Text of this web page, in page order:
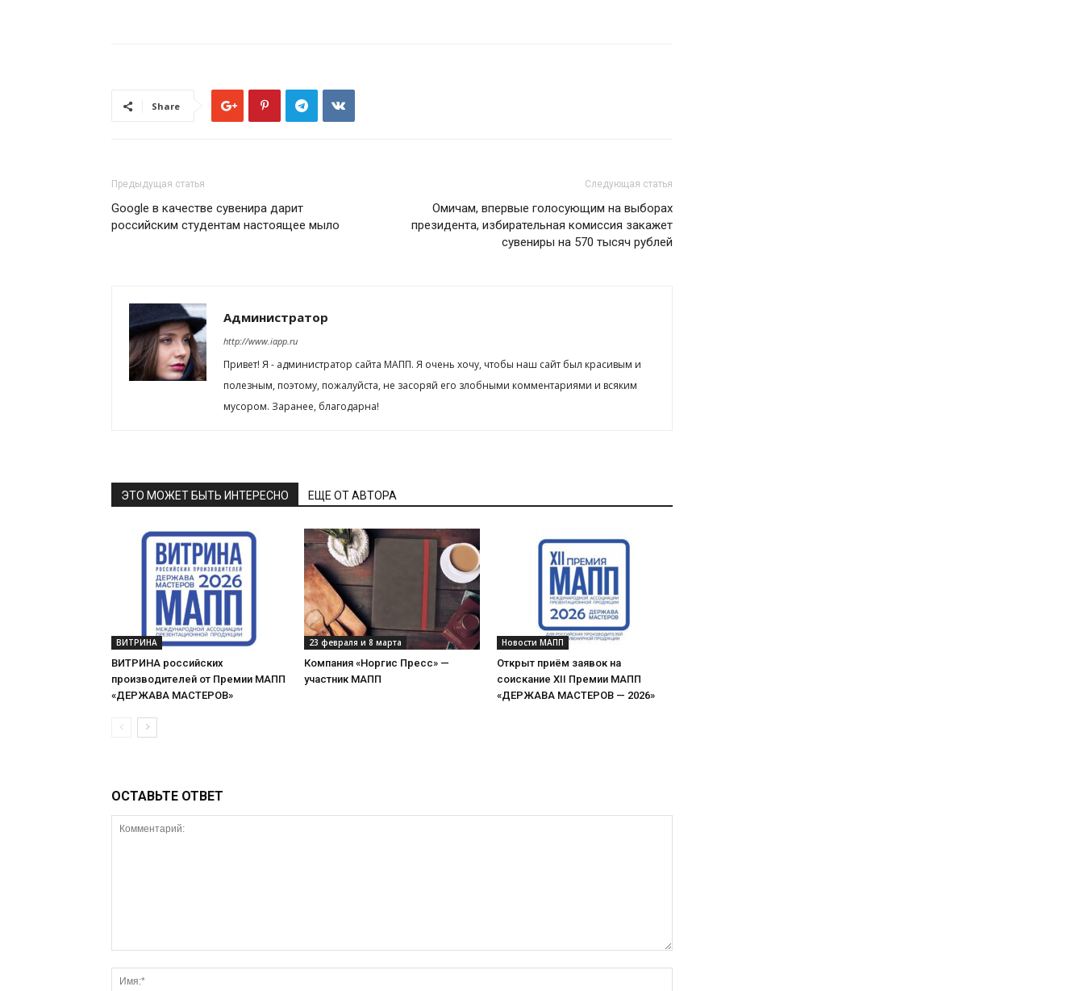
Share
Предыдущая статья
Google в качестве сувенира дарит
российским студентам настоящее мыло
Следующая статья
Омичам, впервые голосующим на выборах
президента, избирательная комиссия закажет
сувениры на 570 тысяч рублей
Администратор
http://www.iapp.ru
Привет! Я - администратор сайта МАПП. Я очень хочу, чтобы наш сайт был красивым и
полезным, поэтому, пожалуйста, не засоряй его злобными комментариями и всяким
мусором. Заранее, благодарна!
ЭТО МОЖЕТ БЫТЬ ИНТЕРЕСНО ЕЩЕ ОТ АВТОРА
ВИТРИНА
ВИТРИНА российских
производителей от Премии МАПП
«ДЕРЖАВА МАСТЕРОВ»
23 февраля и 8 марта
Компания «Норгис Пресс» —
участник МАПП
Новости МАПП
Открыт приём заявок на
соискание XII Премии МАПП
«ДЕРЖАВА МАСТЕРОВ — 2026»
ОСТАВЬТЕ ОТВЕТ